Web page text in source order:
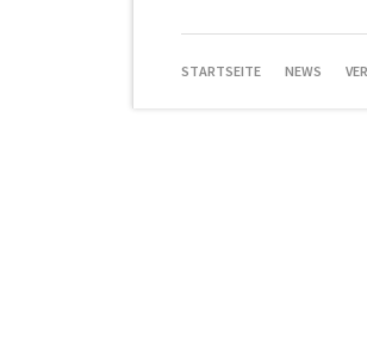
NAVIGATION
STARTSEITE NEWS